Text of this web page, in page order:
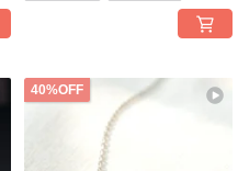
40%OFF